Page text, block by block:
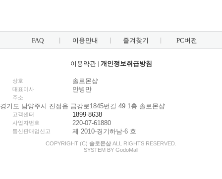
FAQ 이용안내 즐겨찾기 PC버전
이용약관| 개인정보취급방침
상호 솔로몬샵
대표이사 안병만
주소
경기도 남양주시 진접읍 금강로1845번길 49 1층 솔로몬샵
고객센터 1899-8638
사업자번호 220-07-61880
통신판매업신고 제 2010-경기하남-6 호
COPYRIGHT (C) 솔로몬샵 ALL RIGHTS RESERVED.
SYSTEM BY GodoMall